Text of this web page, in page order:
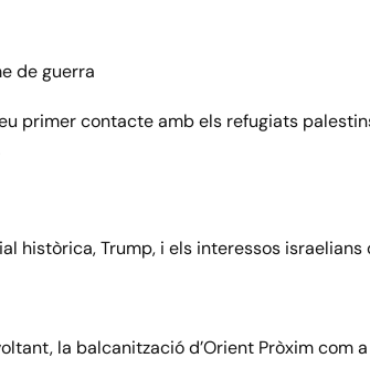
de guerra
primer contacte amb els refugiats
històrica, Trump, i els interessos israelians
la balcanització d’Orient Pròxim com